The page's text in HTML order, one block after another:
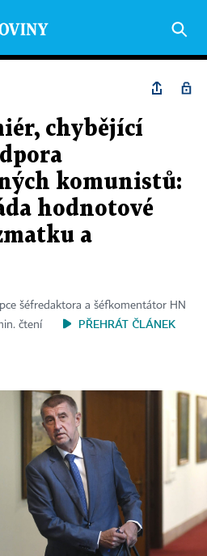
chybějící
komunistů:
hodnotové
a
šéfredaktora a šéfkomentátor HN
čtení
PŘEHRÁT ČLÁNEK